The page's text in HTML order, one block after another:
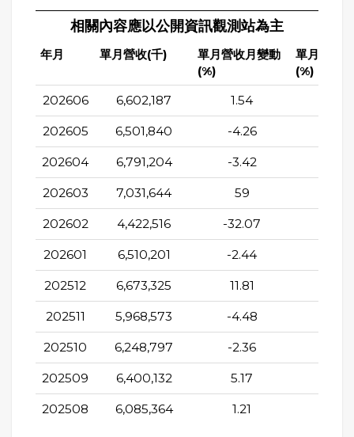
相關內容應以公開資訊觀測站為主
年月 單月營收(千)
單月營收月變動
(%)
單月營收
(%)
202606 6,602,187 1.54
202605 6,501,840 -4.26
202604 6,791,204 -3.42
202603 7,031,644 59
202602 4,422,516 -32.07
202601 6,510,201 -2.44
202512 6,673,325 11.81
202511 5,968,573 -4.48
202510 6,248,797 -2.36
202509 6,400,132 5.17
202508 6,085,364 1.21